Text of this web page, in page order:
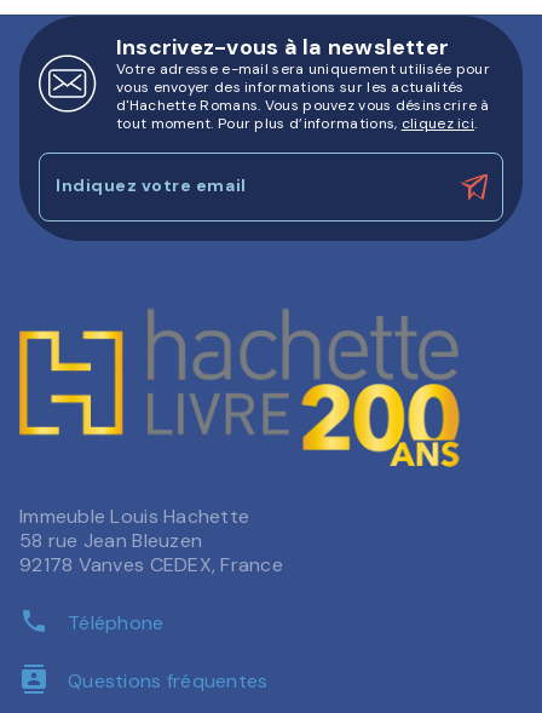
Inscrivez-vous à la newsletter
Votre adresse e-mail sera uniquement utilisée pour
vous envoyer des informations sur les actualités
d'Hachette Romans. Vous pouvez vous désinscrire à
tout moment. Pour plus d’informations, cliquez ici.
Indiquez votre email
Immeuble Louis Hachette
58 rue Jean Bleuzen
92178 Vanves CEDEX, France
phone Téléphone
contacts Questions fréquentes